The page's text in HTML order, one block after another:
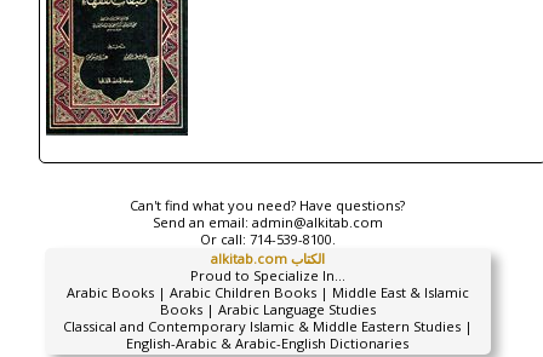
Can't find what you need? Have questions?
Send an email: admin@alkitab.com
Or call: 714-539-8100.
alkitab.com الكتاب
Proud to Specialize In...
Arabic Books | Arabic Children Books | Middle East & Islamic
Books | Arabic Language Studies
Classical and Contemporary Islamic & Middle Eastern Studies |
English-Arabic & Arabic-English Dictionaries